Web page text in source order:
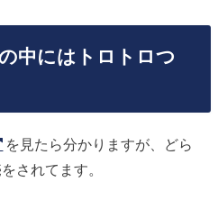
中にはトロトロつ
を見たら分かりますが、どら
されてます。